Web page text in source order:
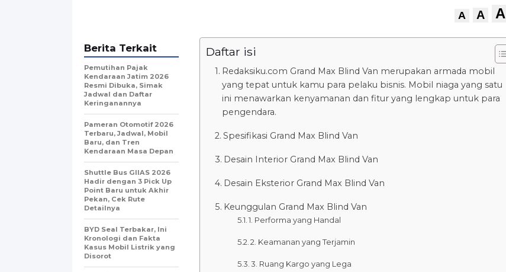
A A A
Daftar isi
Redaksiku.com Grand Max Blind Van merupakan armada mobil
yang tepat untuk kamu para pelaku bisnis. Mobil niaga yang satu
ini menawarkan kenyamanan dan fitur yang lengkap untuk para
pengendara.
Spesifikasi Grand Max Blind Van
Desain Interior Grand Max Blind Van
Desain Eksterior Grand Max Blind Van
Keunggulan Grand Max Blind Van
1. Performa yang Handal
2. Keamanan yang Terjamin
3. Ruang Kargo yang Lega
Berita Terkait
Pemutihan Pajak
Kendaraan Jatim 2026
Resmi Dibuka, Simak
Jadwal dan Daftar
Keringanannya
Pameran Otomotif 2026
Terbaru, Jadwal, Mobil
Baru, dan Tren
Kendaraan Masa Depan
Shuttle Bus GIIAS 2026
Hadir dengan 3 Pick Up
Point Baru untuk Akhir
Pekan, Cek Rute
Detailnya
BYD Seal Terbakar, Ini
Kronologi dan Fakta
Kasus Mobil Listrik yang
Disorot